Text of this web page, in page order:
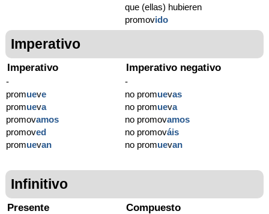
que (ellas) hubieren
promovido
Imperativo
Imperativo
-
promueve
promueva
promovamos
promoved
promuevan
Imperativo negativo
-
no promuevas
no promueva
no promovamos
no promováis
no promuevan
Infinitivo
Presente Compuesto